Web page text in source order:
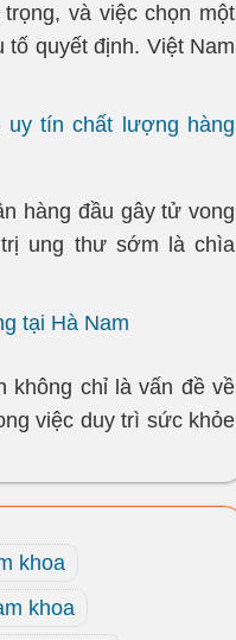
và việc chọn một
tố quyết định. Việt Nam
uy tín chất lượng hàng
hàng đầu gây tử vong
ung thư sớm là chìa
tại Hà Nam
không chỉ là vấn đề về
việc duy trì sức khỏe
khoa
khoa